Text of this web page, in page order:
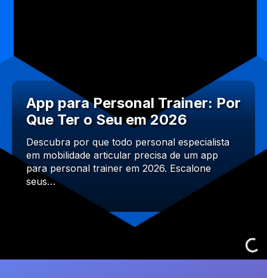
App para Personal Trainer: Por
Que Ter o Seu em 2026
Descubra por que todo personal especialista
em mobilidade articular precisa de um app
para personal trainer em 2026. Escalone
seus…